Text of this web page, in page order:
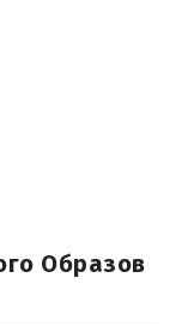
Образов